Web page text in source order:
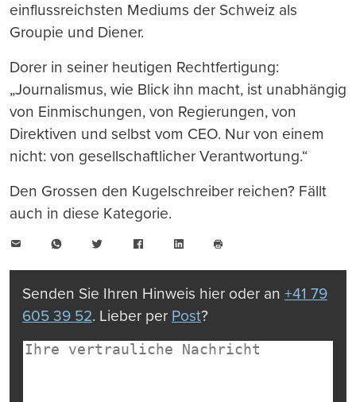
einflussreichsten Mediums der Schweiz als
Groupie und Diener.
Dorer in seiner heutigen Rechtfertigung:
„Journalismus, wie Blick ihn macht, ist unabhängig
von Einmischungen, von Regierungen, von
Direktiven und selbst vom CEO. Nur von einem
nicht: von gesellschaftlicher Verantwortung.“
Den Grossen den Kugelschreiber reichen? Fällt
auch in diese Kategorie.
WhatsAppTwitter FacebookLinkedIn
drucken
Senden Sie Ihren Hinweis hier oder an +41 79
605 39 52. Lieber per Post?